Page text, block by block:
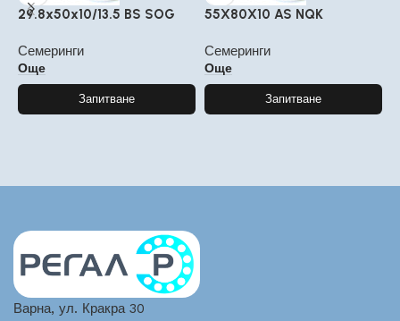
29.8x50x10/13.5 BS SOG
Семеринги
Още
Запитване
55X80X10 AS NQK
Семеринги
Още
Запитване
Варна, ул. Кракра 30